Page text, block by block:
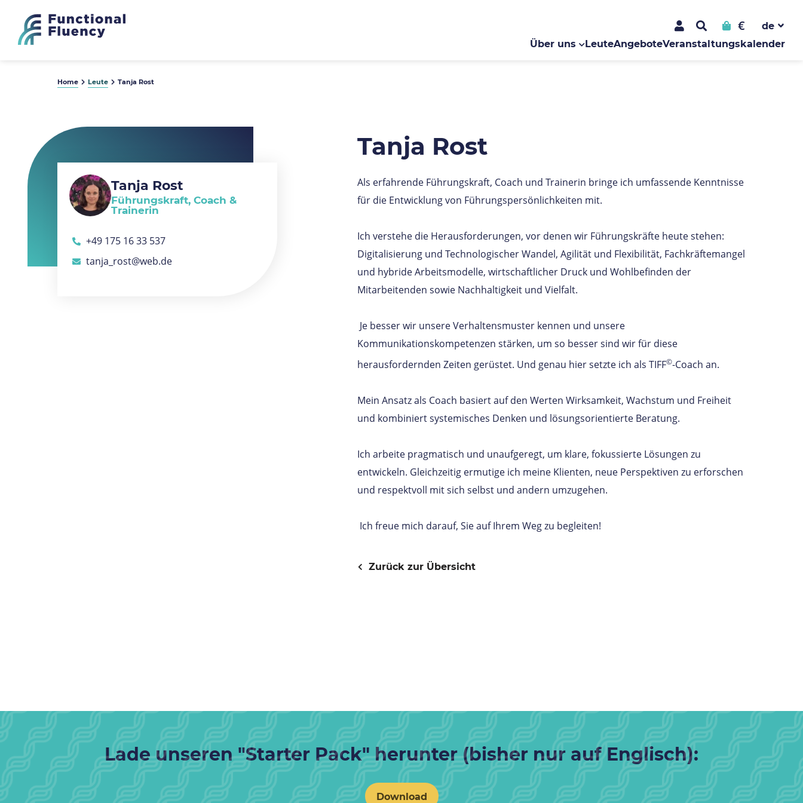
€
Über uns LeuteAngeboteVeranstaltungskalender
Home Leute Tanja Rost
Tanja Rost
Führungskraft, Coach &
Trainerin
+49 175 16 33 537
tanja_rost@web.de
Tanja Rost
Als erfahrende Führungskraft, Coach und Trainerin bringe ich umfassende Kenntnisse
für die Entwicklung von Führungspersönlichkeiten mit.
Ich verstehe die Herausforderungen, vor denen wir Führungskräfte heute stehen:
Digitalisierung und Technologischer Wandel, Agilität und Flexibilität, Fachkräftemangel
und hybride Arbeitsmodelle, wirtschaftlicher Druck und Wohlbefinden der
Mitarbeitenden sowie Nachhaltigkeit und Vielfalt.
Je besser wir unsere Verhaltensmuster kennen und unsere
Kommunikationskompetenzen stärken, um so besser sind wir für diese
herausfordernden Zeiten gerüstet. Und genau hier setzte ich als TIFF©-Coach an.
Mein Ansatz als Coach basiert auf den Werten Wirksamkeit, Wachstum und Freiheit
und kombiniert systemisches Denken und lösungsorientierte Beratung.
Ich arbeite pragmatisch und unaufgeregt, um klare, fokussierte Lösungen zu
entwickeln. Gleichzeitig ermutige ich meine Klienten, neue Perspektiven zu erforschen
und respektvoll mit sich selbst und andern umzugehen.
Ich freue mich darauf, Sie auf Ihrem Weg zu begleiten!
Zurück zur Übersicht
Lade unseren "Starter Pack" herunter (bisher nur auf Englisch):
Download